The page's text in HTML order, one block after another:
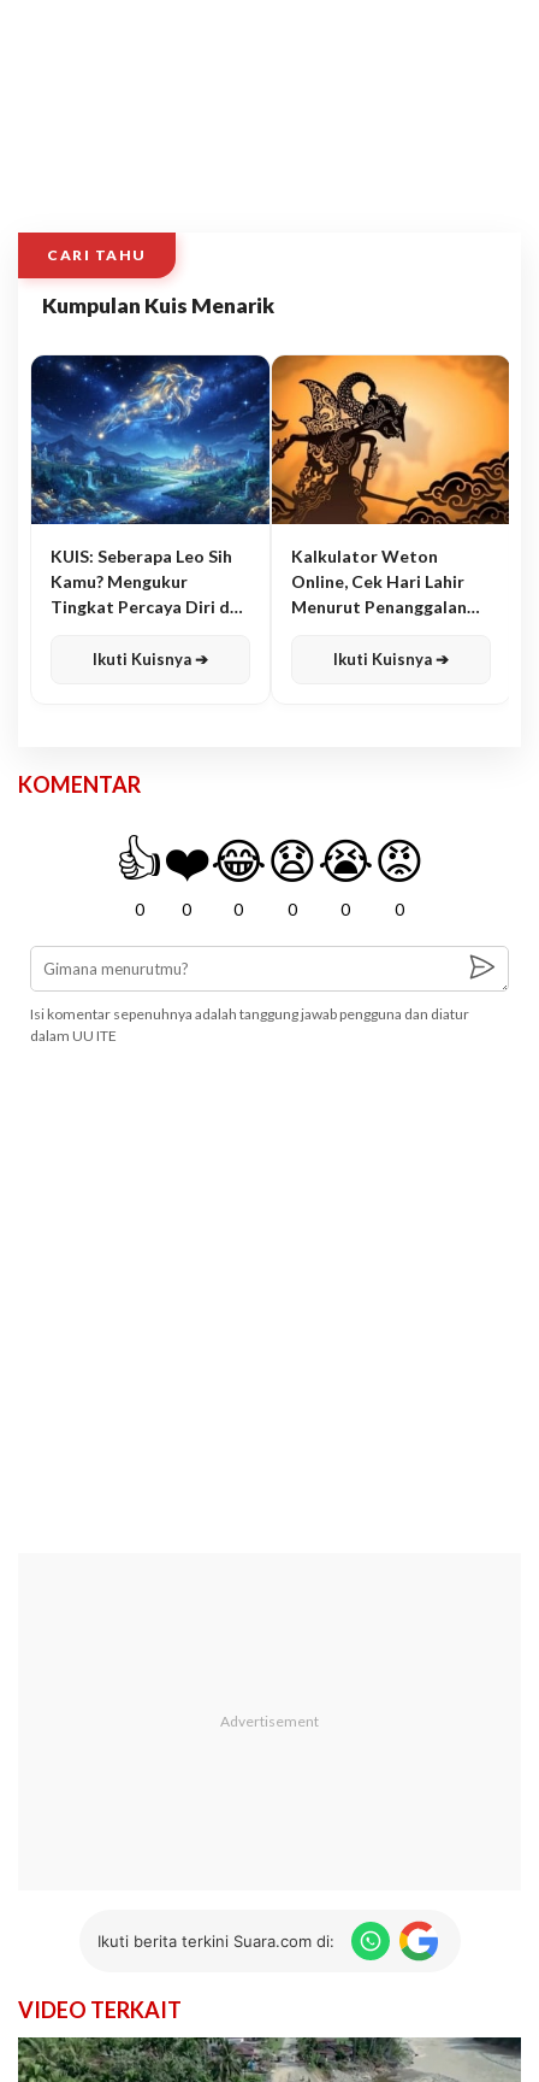
CARI TAHU
Kumpulan Kuis Menarik
KUIS: Seberapa Leo Sih
Kamu? Mengukur
Tingkat Percaya Diri dan
Ikuti Kuisnya ➔
Kalkulator Weton
Online, Cek Hari Lahir
Menurut Penanggalan
Ikuti Kuisnya ➔
KOMENTAR
👍
0
❤️
0
😂
0
😧
0
😭
0
😡
0
Isi komentar sepenuhnya adalah tanggung jawab pengguna dan diatur
dalam UU ITE
Ikuti berita terkini Suara.com di:
VIDEO TERKAIT